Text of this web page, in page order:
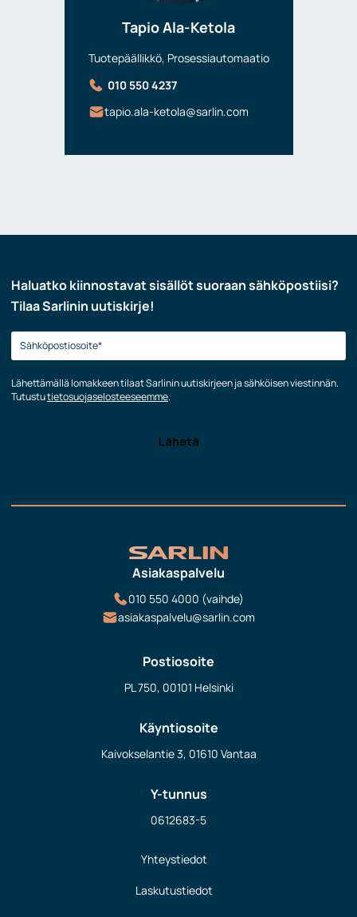
Tapio Ala-Ketola
Tuotepäällikkö, Prosessiautomaatio
010 550 4237
tapio.ala-ketola@sarlin.com
Haluatko kiinnostavat sisällöt suoraan sähköpostiisi?
Tilaa Sarlinin uutiskirje!
Lähettämällä lomakkeen tilaat Sarlinin uutiskirjeen ja sähköisen viestinnän.
Tutustutietosuojaselosteeseemme.
Asiakaspalvelu
010 550 4000 (vaihde)
asiakaspalvelu@sarlin.com
Postiosoite
PL 750, 00101 Helsinki
Käyntiosoite
Kaivokselantie 3, 01610 Vantaa
Y-tunnus
0612683-5
Yhteystiedot
Laskutustiedot